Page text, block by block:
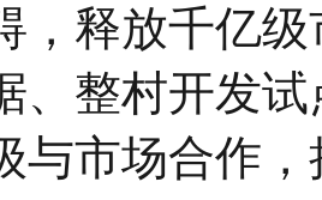
，释放千亿
、整村开发
与市场合作